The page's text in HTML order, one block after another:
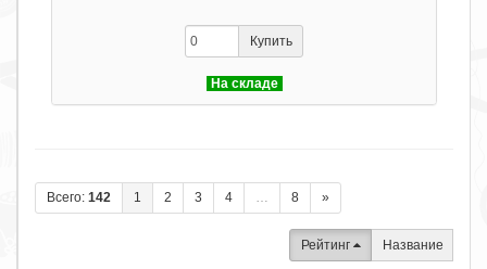
Купить
На складе
Всего: 142 1 2 3 4 … 8 »
Рейтинг Название